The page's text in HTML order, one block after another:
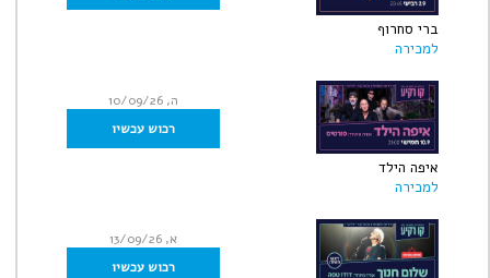
ברי סחרוף
למכירה
איפה הילד
למכירה
ה, 10/09/26
רכוש עכשיו
א, 13/09/26
רכוש עכשיו